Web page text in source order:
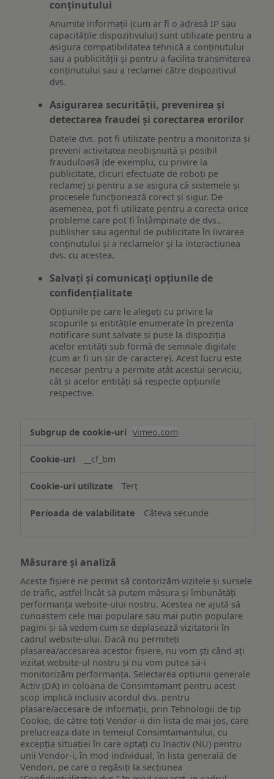
conținutului
Anumite informații (cum ar fi o adresă IP sau
capacitățile dispozitivului) sunt utilizate pentru a
asigura compatibilitatea tehnică a conținutului
sau a publicității și pentru a facilita transmiterea
conținutului sau a reclamei către dispozitivul
dvs.
Asigurarea securității, prevenirea și
detectarea fraudei și corectarea erorilor
Datele dvs. pot fi utilizate pentru a monitoriza și
preveni activitatea neobișnuită și posibil
frauduloasă (de exemplu, cu privire la
publicitate, clicuri efectuate de roboți pe
reclame) și pentru a se asigura că sistemele și
procesele funcționează corect și sigur. De
asemenea, pot fi utilizate pentru a corecta orice
probleme care pot fi întâmpinate de dvs.,
publisher sau agentul de publicitate în livrarea
conținutului și a reclamelor și la interacțiunea
dvs. cu acestea.
Salvați și comunicați opțiunile de
confidențialitate
Opțiunile pe care le alegeți cu privire la
scopurile și entitățile enumerate în prezenta
notificare sunt salvate și puse la dispoziția
acelor entități sub formă de semnale digitale
(cum ar fi un șir de caractere). Acest lucru este
necesar pentru a permite atât acestui serviciu,
cât și acelor entități să respecte opțiunile
respective.
Asigurarea
funcționalităților
website-
ului
vimeo.com
__cf_bm
Terț
Câteva secunde
Măsurare și analiză
Aceste fișiere ne permit să contorizăm vizitele și sursele
de trafic, astfel încât să putem măsura și îmbunătăți
performanța website-ului nostru. Acestea ne ajută să
cunoaștem cele mai populare sau mai puțin populare
pagini și să vedem cum se deplasează vizitatorii în
cadrul website-ului. Dacă nu permiteți
plasarea/accesarea acestor fișiere, nu vom ști când ați
vizitat website-ul nostru și nu vom putea să-i
monitorizăm performanța. Selectarea opțiunii generale
Activ (DA) in coloana de Consimtamant pentru acest
scop implică inclusiv acordul dvs. pentru
plasare/accesare de informații, prin Tehnologii de tip
Cookie, de către toți Vendor-ii din lista de mai jos, care
prelucreaza date in temeiul Consimtamantului, cu
excepția situației în care optați cu Inactiv (NU) pentru
unii Vendor-i, în mod individual, în lista generală de
Vendori, pe care o regăsiți la secțiunea